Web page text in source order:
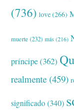
(736) love(266)
muerte (232) más (216)
príncipe(362)
realmente (459)
significado(340)